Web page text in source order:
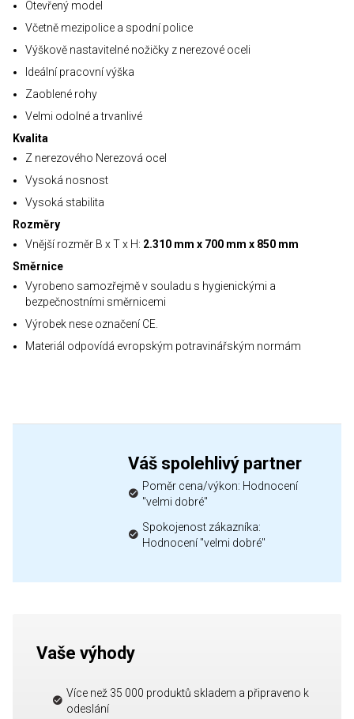
Otevřený model
Včetně mezipolice a spodní police
Výškově nastavitelné nožičky z nerezové oceli
Ideální pracovní výška
Zaoblené rohy
Velmi odolné a trvanlivé
Kvalita
Z nerezového Nerezová ocel
Vysoká nosnost
Vysoká stabilita
Rozměry
Vnější rozměr B x T x H: 2.310 mm x 700 mm x 850 mm
Směrnice
Vyrobeno samozřejmě v souladu s hygienickými a
bezpečnostními směrnicemi
Výrobek nese označení CE.
Materiál odpovídá evropským potravinářským normám
Váš spolehlivý partner
Poměr cena/výkon: Hodnocení
"velmi dobré"
Spokojenost zákazníka:
Hodnocení "velmi dobré"
Vaše výhody
Více než 35 000 produktů skladem a připraveno k
odeslání